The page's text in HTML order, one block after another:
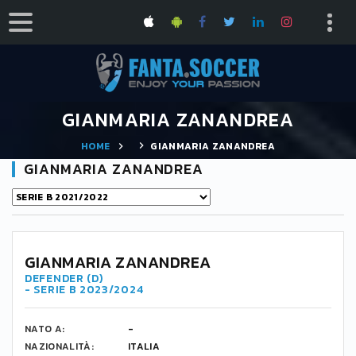
GIANMARIA ZANANDREA
HOME GIANMARIA ZANANDREA
GIANMARIA ZANANDREA
GIANMARIA ZANANDREA
DEFENDER (D)
- SERIE B 2023/2024
NATO A:
-
NAZIONALITÀ:
ITALIA